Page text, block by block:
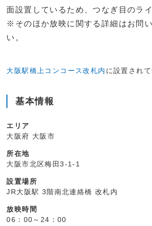
大阪駅橋上コンコース改札内 に設置され
基本情報
エリア
大阪府 大阪市
所在地
大阪市北区梅田3-1-1
設置場所
JR大阪駅 3階南北連絡橋 改札内
放映時間
06：00～24：00
面設置しているため、つなぎ目のラ
※そのほか放映に関する詳細はお問
い。